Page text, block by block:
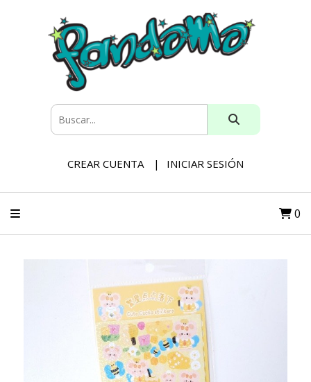
CREAR CUENTA INICIAR SESIÓN
0